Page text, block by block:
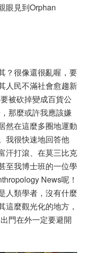
眼見到Orphan
？很像還很亂喔，要
人民不滿社會愈趨新
被砍掉變成百貨公
那麼或許我應該嫌
然在這麼多圈地運動
我很快速地回答他
汗打滾、在莫三比克
至我博士班的一位學
News呢！
人類學者，沒有什麼
這麼觀光化的地方，
門在外一定要避開